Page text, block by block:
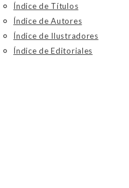
Índice de Títulos
Índice de Autores
Índice de Ilustradores
Índice de Editoriales